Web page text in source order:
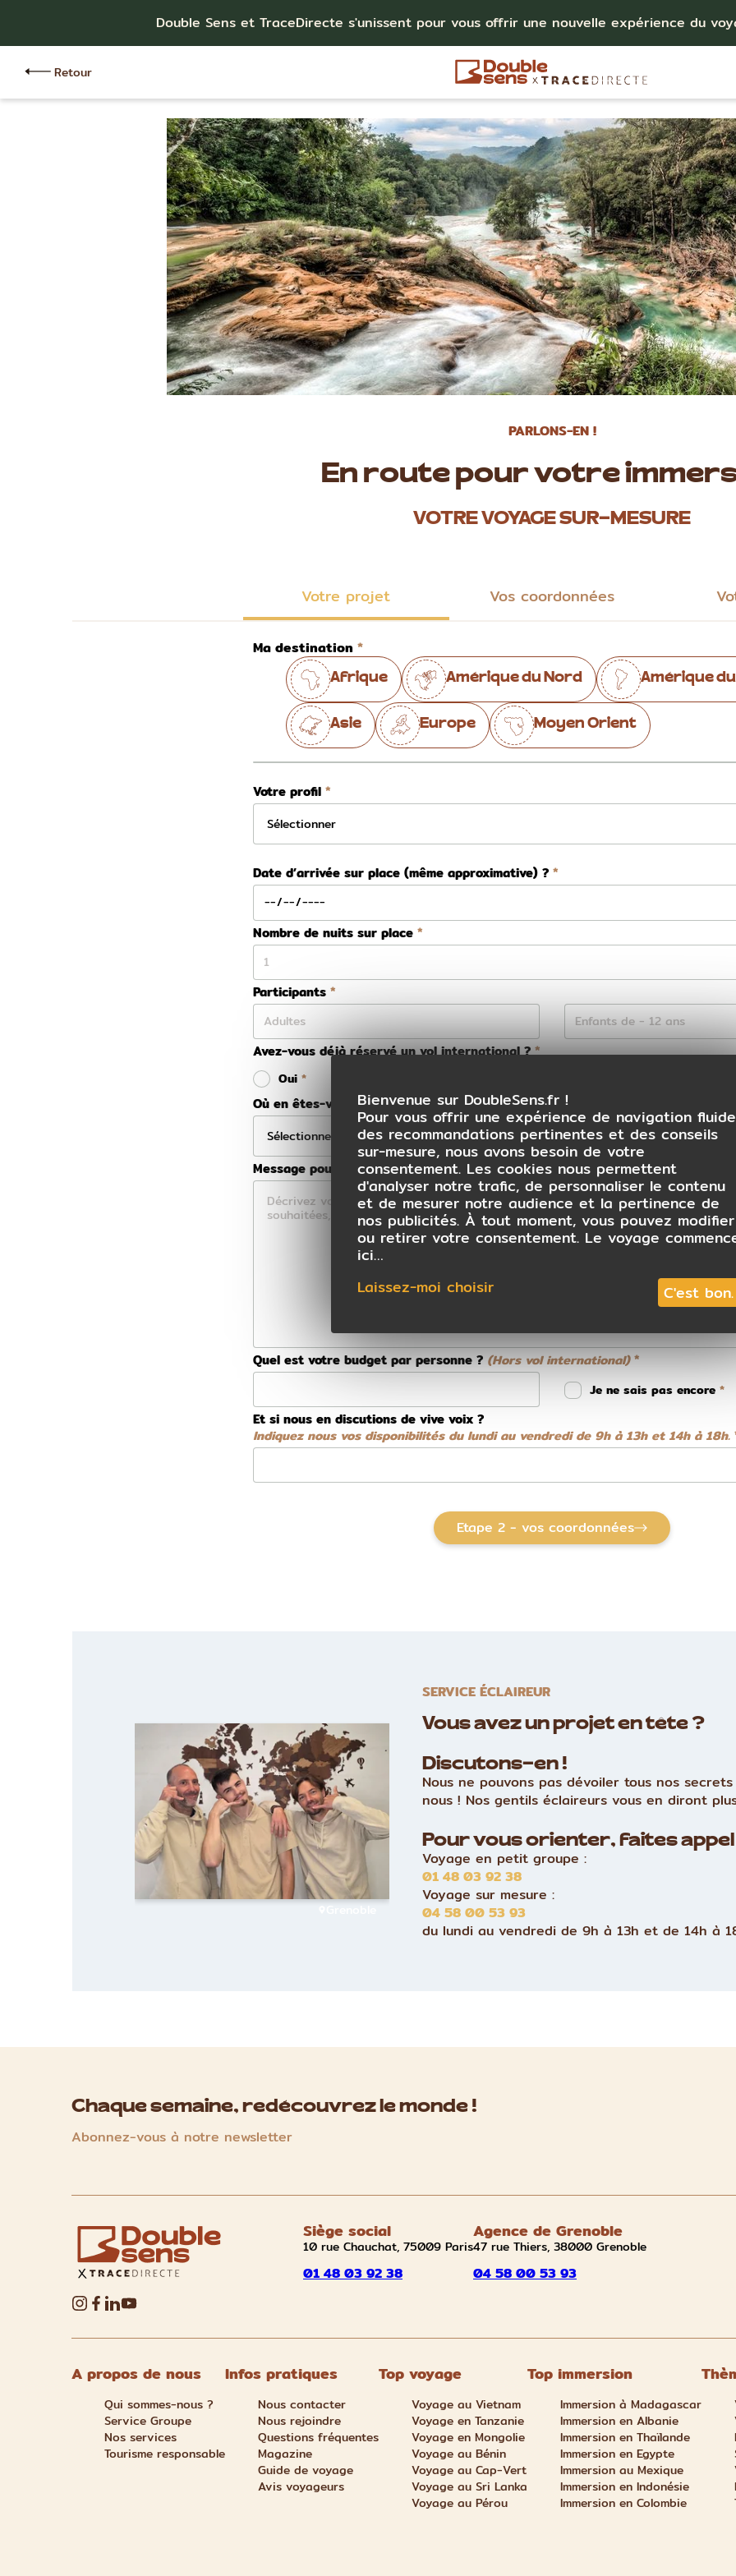
Double Sens et TraceDirecte s'unissent pour vous offrir une nouvelle expérience du
Retour
PARLONS-EN !
En route pour votre
VOTRE VOYAGE SUR-MESURE
Votre projet Vos coordonnées
Ma destination
Afrique Amérique du Nord Amérique du
Asie Europe Moyen Orient
Votre profil
Date d’arrivée sur place (même approximative) ?
Nombre de nuits sur place
Participants
Avez-vous déjà réservé un vol international ?
Oui
Où en êtes-vous dans la préparation de votre voyage ?
Message pour votre conseiller
Quel est votre budget par personne ? (Hors vol international)
Je ne sais pas encore
Et si nous en discutions de vive voix ?
Indiquez nous vos disponibilités du lundi au vendredi de 9h à 13h et 14h à 18h.
Etape 2 - vos coordonnées
Grenoble
SERVICE ÉCLAIREUR
Vous avez un projet en tête ?
Discutons-en !
Nous ne pouvons pas dévoiler tous nos
nous ! Nos gentils éclaireurs vous en diront
Pour vous orienter, faites appel
Voyage en petit groupe :
01 48 03 92 38
Voyage sur mesure :
04 58 00 53 93
du lundi au vendredi de 9h à 13h et de 14h à
Chaque semaine, redécouvrez le monde !
Abonnez-vous à notre newsletter
Siège social
10 rue Chauchat, 75009 Paris
01 48 03 92 38
Agence de Grenoble
47 rue Thiers, 38000 Grenoble
04 58 00 53 93
A propos de nous
Qui sommes-nous ?
Service Groupe
Nos services
Tourisme responsable
Infos pratiques
Nous contacter
Nous rejoindre
Questions fréquentes
Magazine
Guide de voyage
Avis voyageurs
Top voyage
Voyage au Vietnam
Voyage en Tanzanie
Voyage en Mongolie
Voyage au Bénin
Voyage au Cap-Vert
Voyage au Sri Lanka
Voyage au Pérou
Top immersion
Immersion à Madagascar
Immersion en Albanie
Immersion en Thaïlande
Immersion en Egypte
Immersion au Mexique
Immersion en Indonésie
Immersion en Colombie
Bienvenue sur DoubleSens.fr !
Pour vous offrir une expérience de navigation
des recommandations pertinentes et des conseils
sur-mesure, nous avons besoin de votre
consentement. Les cookies nous permettent
d'analyser notre trafic, de personnaliser le contenu
et de mesurer notre audience et la pertinence de
nos publicités. À tout moment, vous pouvez modifier
ou retirer votre consentement. Le voyage
ici…
Laissez-moi choisir
C'est bon.